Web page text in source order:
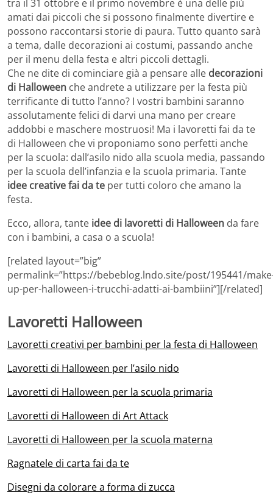
tra il 31 ottobre e il primo novembre è una delle più
amati dai piccoli che si possono finalmente divertire e
possono raccontarsi storie di paura. Tutto quanto sarà
a tema, dalle decorazioni ai costumi, passando anche
per il menu della festa e altri piccoli dettagli.
Che ne dite di cominciare già a pensare alle decorazioni
di Halloween che andrete a utilizzare per la festa più
terrificante di tutto l’anno? I vostri bambini saranno
assolutamente felici di darvi una mano per creare
addobbi e maschere mostruosi! Ma i lavoretti fai da te
di Halloween che vi proponiamo sono perfetti anche
per la scuola: dall’asilo nido alla scuola media, passando
per la scuola dell’infanzia e la scuola primaria. Tante
idee creative fai da te per tutti coloro che amano la
festa.
Ecco, allora, tante idee di lavoretti di Halloween da fare
con i bambini, a casa o a scuola!
[related layout=”big”
permalink=”https://bebeblog.lndo.site/post/195441/
up-per-halloween-i-trucchi-adatti-ai-bambiini”][/related]
Lavoretti Halloween
Lavoretti creativi per bambini per la festa di Halloween
Lavoretti di Halloween per l’asilo nido
Lavoretti di Halloween per la scuola primaria
Lavoretti di Halloween di Art Attack
Lavoretti di Halloween per la scuola materna
Ragnatele di carta fai da te
Disegni da colorare a forma di zucca